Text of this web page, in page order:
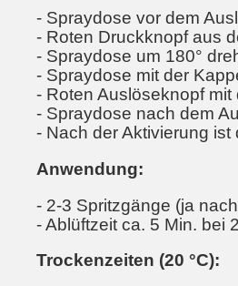
- Spraydose vor dem
- Roten Druckknopf aus
- Spraydose um 180°
- Spraydose mit der
- Roten Auslöseknopf
- Spraydose nach dem
- Nach der Aktivierung
Anwendung:
- 2-3 Spritzgänge (ja
- Ablüftzeit ca. 5 Min. bei
Trockenzeiten (20 °C):